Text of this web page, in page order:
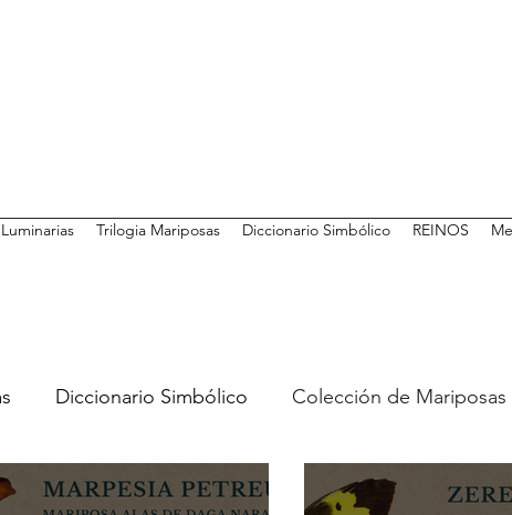
Luminarias Trilogia Mariposas Diccionario Simbólico REINOS
Diccionario Simbólico Colección de Mariposas